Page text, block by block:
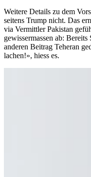
Weitere Details zu dem
seitens Trump nicht. Das
via Vermittler Pakistan
gewissermassen ab:
anderen Beitrag Teheran
lachen!», hiess es.